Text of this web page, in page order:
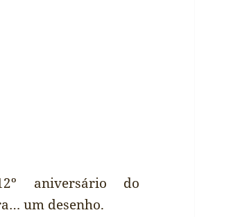
aniversário do
um desenho.